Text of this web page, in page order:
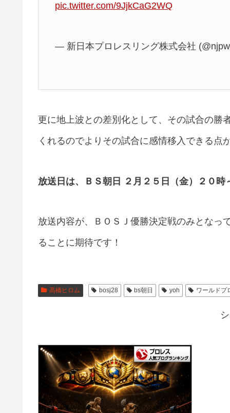
pic.twitter.com/9JjkCaG2WQ
— 新日本プロレスリング株式会社
更に地上波との差別化として、その試合の勝
くれるのでよりその試合に感情移入できる点
放送日は、ＢＳ朝日 ２月２５日（金）２０時
放送内容が、ＢＯＳＪ優勝決定戦のみとなっ
ることに期待です！
高橋ヒロム bosj28 bs朝日 yoh ワールドプ